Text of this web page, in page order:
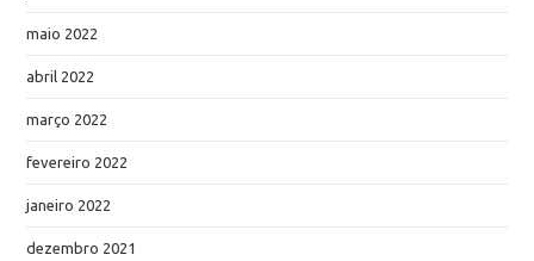
maio 2022
abril 2022
março 2022
fevereiro 2022
janeiro 2022
dezembro 2021